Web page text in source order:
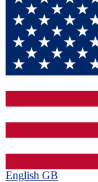
English GB‎